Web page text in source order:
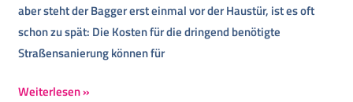
aber steht der Bagger erst einmal vor der Haustür, ist es oft
schon zu spät: Die Kosten für die dringend benötigte
Straßensanierung können für
Weiterlesen »